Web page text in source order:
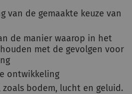
van de gemaakte keuze van
de manier waarop in het
met de gevolgen voor
ontwikkeling
bodem, lucht en geluid.